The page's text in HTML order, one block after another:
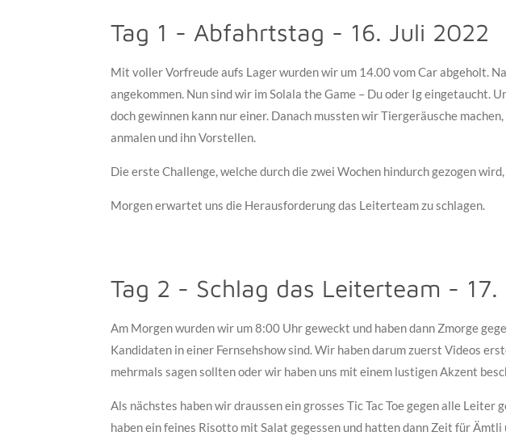
Tag 1 - Abfahrtstag - 16. Juli 2022
Mit voller Vorfreude aufs Lager wurden wir um 14.00 vom Car abgeholt.
angekommen. Nun sind wir im Solala the Game – Du oder Ig
doch gewinnen kann nur einer. Danach mussten wir Tiergeräusche
anmalen und ihn Vorstellen.
Die erste Challenge, welche durch die zwei Wochen hindurch gezogen
Morgen erwartet uns die Herausforderung das Leiterteam zu schlagen.
Tag 2 - Schlag das Leiterteam - 17.
Am Morgen wurden wir um 8:00 Uhr geweckt und haben dann Zmorge
Kandidaten in einer Fernsehshow sind. Wir haben darum zuerst Videos
mehrmals sagen sollten oder wir haben uns mit einem lustigen Akzent
Als nächstes haben wir draussen ein grosses Tic Tac Toe gegen alle
haben ein feines Risotto mit Salat gegessen und hatten dann Zeit für Ämtli